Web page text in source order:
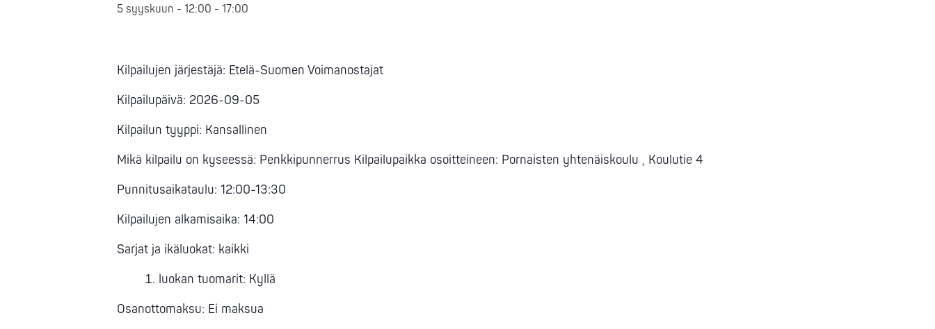
5 syyskuun - 12:00 - 17:00
Kilpailujen järjestäjä: Etelä-Suomen Voimanostajat
Kilpailupäivä: 2026-09-05
Kilpailun tyyppi: Kansallinen
Mikä kilpailu on kyseessä: Penkkipunnerrus Kilpailupaikka osoitteineen: Pornaisten yhtenäiskoulu , Koulutie 4
Punnitusaikataulu: 12:00-13:30
Kilpailujen alkamisaika: 14:00
Sarjat ja ikäluokat: kaikki
luokan tuomarit: Kyllä
Osanottomaksu: Ei maksua